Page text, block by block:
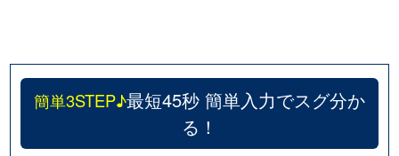
簡単3STEP♪最短45秒 簡単入力でスグ分か
る！